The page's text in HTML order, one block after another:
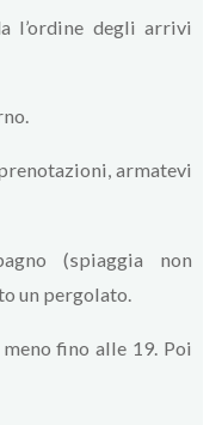
l’ordine degli arrivi
armatevi
(spiaggia non
un pergolato.
fino alle 19. Poi